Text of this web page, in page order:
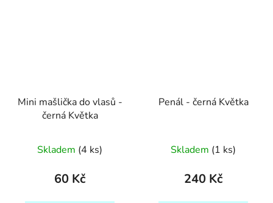
Mini mašlička do vlasů -
černá Květka
Skladem (4 ks)
60 Kč
Penál - černá Květka
Skladem (1 ks)
240 Kč